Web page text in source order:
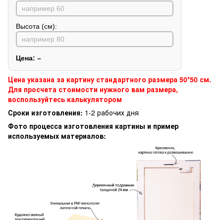
Высота (см):
Цена: –
Цена указана за картину стандартного размера 50*50 см.
Для просчета стоимости нужного вам размера,
воспользуйтесь калькулятором
Сроки изготовления: 1-2 рабочих дня
Фото процесса изготовления картины и пример
используемых материалов: